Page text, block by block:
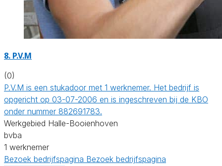
8. P.V.M
(0)
P.V.M is een stukadoor met 1 werknemer. Het bedrijf is
opgericht op 03-07-2006 en is ingeschreven bij de KBO
onder nummer 882691783.
Werkgebied Halle-Booienhoven
bvba
1 werknemer
Bezoek bedrijfspagina Bezoek bedrijfspagina